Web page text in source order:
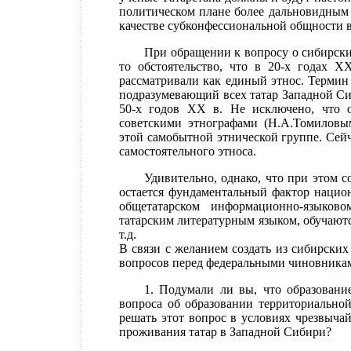
политическом плане более
качестве субконфессиональной общности
При обращении к вопросу о
то обстоятельство, что в 20-х годах
рассматривали как единый этнос.
подразумевающий всех татар Западной
50-х годов XX в. Не исключено, что
советскими этнографами
этой самобытной этнической группе.
самостоятельного этноса.
Удивительно, однако, что при этом
остается фундаментальный фактор
общетатарском информационно-
татарским литературным языком,
т.д.
В связи с желанием создать из
вопросов перед федеральными
1. Подумали ли вы, что
вопроса об образовании
решать этот вопрос в условиях
проживания татар в Западной Сибири?